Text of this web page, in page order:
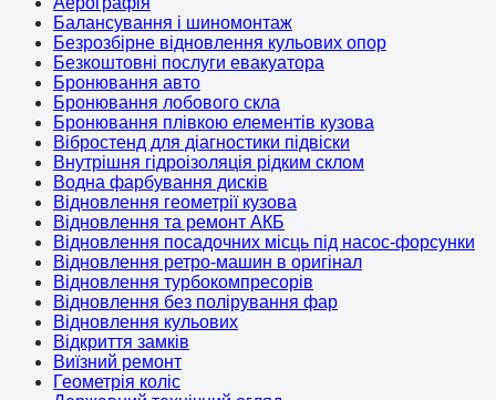
Балансування і шиномонтаж
Безрозбірне відновлення кульових опор
Безкоштовні послуги евакуатора
Бронювання авто
Бронювання лобового скла
Бронювання плівкою елементів кузова
Вібростенд для діагностики підвіски
Внутрішня гідроізоляція рідким склом
Водна фарбування дисків
Відновлення геометрії кузова
Відновлення та ремонт АКБ
Відновлення посадочних місць під насос-форсунки
Відновлення ретро-машин в оригінал
Відновлення турбокомпресорів
Відновлення без полірування фар
Відновлення кульових
Відкриття замків
Виїзний ремонт
Геометрія коліс